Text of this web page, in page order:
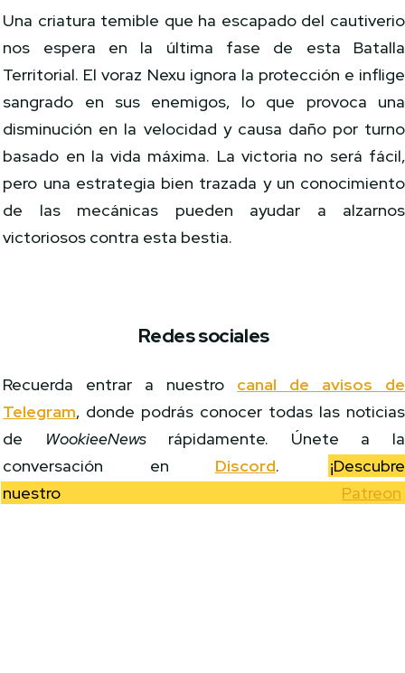
Una criatura temible que ha escapado del cautiverio
nos espera en la última fase de esta Batalla
Territorial. El voraz Nexu ignora la protección e inflige
sangrado en sus enemigos, lo que provoca una
disminución en la velocidad y causa daño por turno
basado en la vida máxima. La victoria no será fácil,
pero una estrategia bien trazada y un conocimiento
de las mecánicas pueden ayudar a alzarnos
victoriosos contra esta bestia.
Redes sociales
Recuerda entrar a nuestro canal de avisos de
Telegram, donde podrás conocer todas las noticias
de WookieeNewsrápidamente. Únete a la
conversación en Discord.
¡Descubre
nuestro Patreon